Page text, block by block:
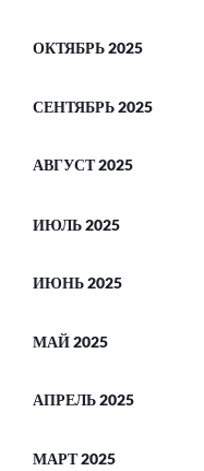
ОКТЯБРЬ 2025
СЕНТЯБРЬ 2025
АВГУСТ 2025
ИЮЛЬ 2025
ИЮНЬ 2025
МАЙ 2025
АПРЕЛЬ 2025
МАРТ 2025